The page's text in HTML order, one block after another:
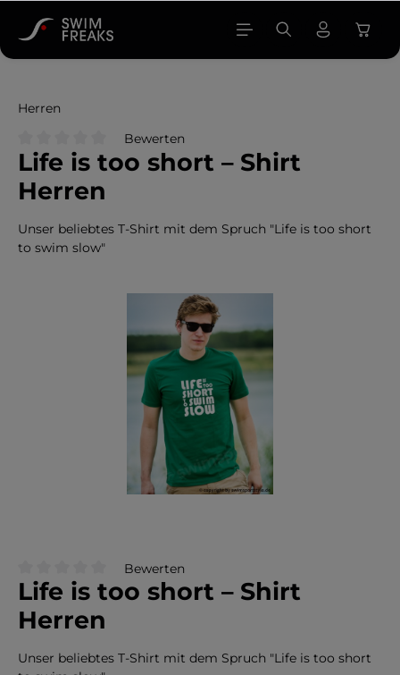
springen
Herren
Durchschnittliche Bewertung von 0 von 5 Sternen
Bewerten
Life is too short – Shirt
Herren
Unser beliebtes T-Shirt mit dem Spruch "Life is too short
to swim slow"
Durchschnittliche Bewertung von 0 von 5 Sternen
Bewerten
Life is too short – Shirt
Herren
Unser beliebtes T-Shirt mit dem Spruch "Life is too short